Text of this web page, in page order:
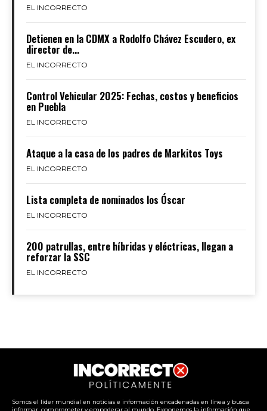
EL INCORRECTO
Detienen en la CDMX a Rodolfo Chávez Escudero, ex
director de...
EL INCORRECTO
Control Vehicular 2025: Fechas, costos y beneficios
en Puebla
EL INCORRECTO
Ataque a la casa de los padres de Markitos Toys
EL INCORRECTO
Lista completa de nominados los Óscar
EL INCORRECTO
200 patrullas, entre híbridas y eléctricas, llegan a
reforzar la SSC
EL INCORRECTO
Somos el líder mundial en noticias e información encadenadas en línea y busca